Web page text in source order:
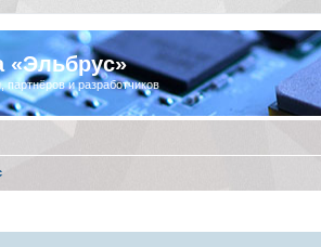
и разработчиков